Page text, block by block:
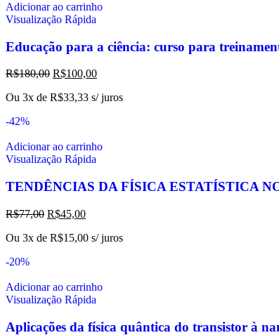
Adicionar ao carrinho
Visualização Rápida
Educação para a ciência: curso para
R$180,00 R$100,00
Ou 3x de R$33,33 s/ juros
-42%
Adicionar ao carrinho
Visualização Rápida
TENDÊNCIAS DA FÍSICA ESTATÍSTICA
R$77,00 R$45,00
Ou 3x de R$15,00 s/ juros
-20%
Adicionar ao carrinho
Visualização Rápida
Aplicações da física quântica do transistor à